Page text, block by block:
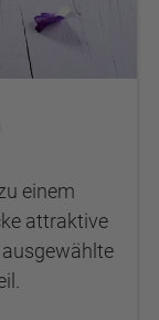
einem
attraktive